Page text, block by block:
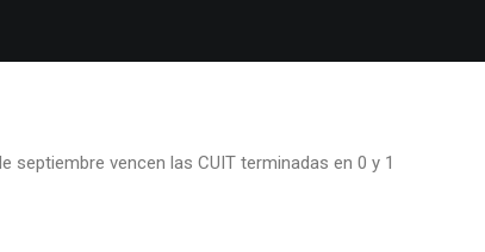
septiembre vencen las CUIT terminadas en 0 y 1